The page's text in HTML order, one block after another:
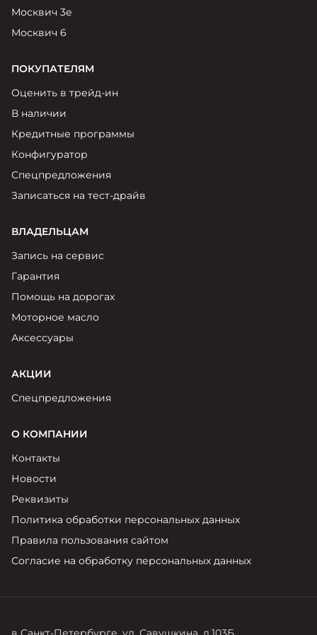
Москвич 3е
Москвич 6
ПОКУПАТЕЛЯМ
Оценить в трейд-ин
В наличии
Кредитные программы
Конфигуратор
Спецпредложения
Записаться на тест-драйв
ВЛАДЕЛЬЦАМ
Запись на сервис
Гарантия
Помощь на дорогах
Моторное масло
Аксессуары
АКЦИИ
Спецпредложения
О КОМПАНИИ
Контакты
Новости
Реквизиты
Политика обработки персональных данных
Правила пользования сайтом
Согласие на обработку персональных данных